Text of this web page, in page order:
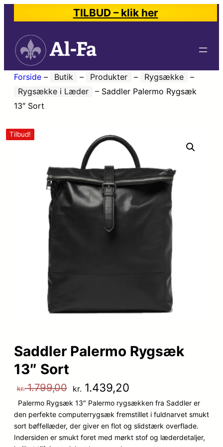
TILBUD – klik her
Forside – Butik – Produkter – Rygsække
–
Rygsække i Læder
– Saddler Palermo Rygsæk
13″ Sort
Tilbud!
Saddler Palermo Rygsæk
13″ Sort
kr.1.799,00 D
e
n
o
kr. 1.439,20
e
n
a
Palermo Rygsæk 13″ Palermo rygsækken fra Saddler er
den perfekte computerrygsæk fremstillet i fuldnarvet smukt
sort bøffellæder, der giver en flot og slidstærk overflade.
Indersiden er smukt foret med mørkt stof og læderdetaljer,